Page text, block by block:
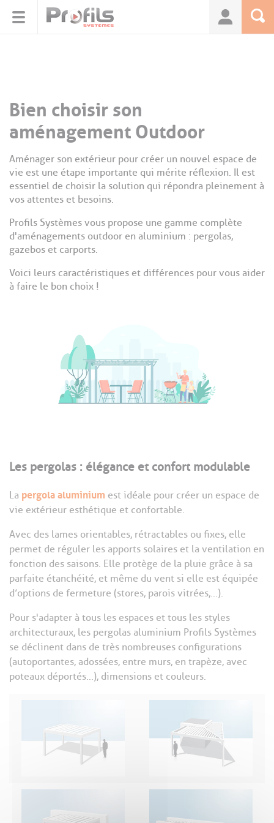
Bien choisir son
aménagement Outdoor
Aménager son extérieur pour créer un nouvel espace de
vie est une étape importante qui mérite réflexion. Il est
essentiel de choisir la solution qui répondra pleinement à
vos attentes et besoins.
Profils Systèmes vous propose une gamme complète
d'aménagements outdoor en aluminium : pergolas,
gazebos et carports.
Voici leurs caractéristiques et différences pour vous aider
à faire le bon choix !
Les pergolas : élégance et confort modulable
La pergola aluminium est idéale pour créer un espace de
vie extérieur esthétique et confortable.
Avec des lames orientables, rétractables ou fixes, elle
permet de réguler les apports solaires et la ventilation en
fonction des saisons. Elle protège de la pluie grâce à sa
parfaite étanchéité, et même du vent si elle est équipée
d’options de fermeture (stores, parois vitrées,...).
Pour s'adapter à tous les espaces et tous les styles
architecturaux, les pergolas aluminium Profils Systèmes
se déclinent dans de très nombreuses configurations
(autoportantes, adossées, entre murs, en trapèze, avec
poteaux déportés...), dimensions et couleurs.
Panneau de gestion des cookies